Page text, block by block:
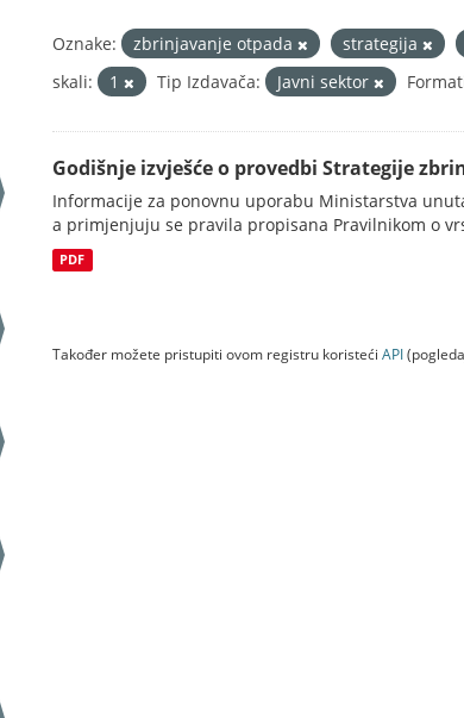
Oznake: zbrinjavanje otpada strategija
skali:
1 Tip Izdavača: Javni sektor
Godišnje izvješće o provedbi Strategije
Informacije za ponovnu uporabu Ministarstva
a primjenjuju se pravila propisana Pravilnikom o
PDF
Također možete pristupiti ovom registru koristeći API